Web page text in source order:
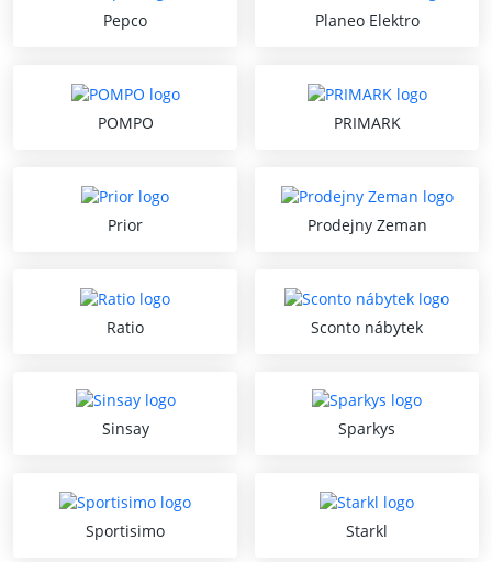
Pepco Planeo Elektro
POMPO PRIMARK
Prior Prodejny Zeman
Ratio Sconto nábytek
Sinsay Sparkys
Sportisimo Starkl